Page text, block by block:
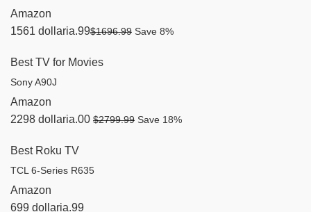
Amazon
1561 dollaria.99$1696.99 Save 8%
Best TV for Movies
Sony A90J
Amazon
2298 dollaria.00 $2799.99 Save 18%
Best Roku TV
TCL 6-Series R635
Amazon
699 dollaria.99